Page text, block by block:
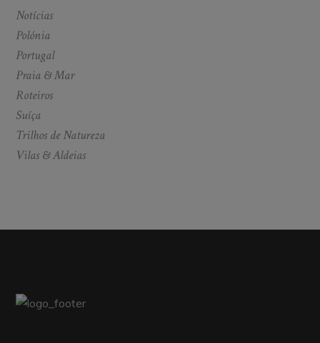
Notícias
Polónia
Portugal
Praia & Mar
Roteiros
Suíça
Trilhos de Natureza
Vilas & Aldeias